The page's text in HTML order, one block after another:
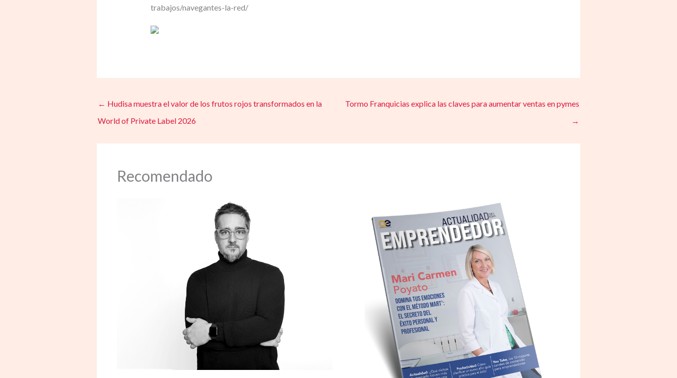
trabajos/navegantes-la-red/
← Hudisa muestra el valor de los frutos rojos transformados en la
World of Private Label 2026
Tormo Franquicias explica las claves para aumentar ventas en pymes
→
Recomendado